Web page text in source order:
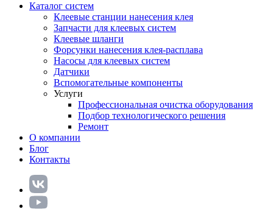
Каталог систем
Клеевые станции нанесения клея
Запчасти для клеевых систем
Клеевые шланги
Форсунки нанесения клея-расплава
Насосы для клеевых систем
Датчики
Вспомогательные компоненты
Услуги
Профессиональная очистка оборудования
Подбор технологического решения
Ремонт
О компании
Блог
Контакты